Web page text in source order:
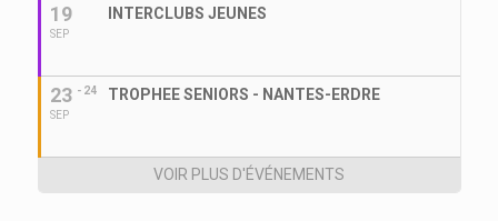
19
SEP
INTERCLUBS JEUNES
23
SEP
- 24 TROPHEE SENIORS - NANTES-ERDRE
VOIR PLUS D'ÉVÉNEMENTS